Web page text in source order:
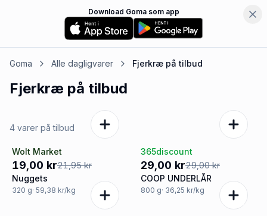
Download Goma som app
Goma Alle dagligvarer Fjerkræ på tilbud
Fjerkræ på tilbud
4 varer på tilbud
-13%
Wolt Market
19,00 kr21,95 kr
Nuggets
320 g· 59,38 kr/kg
Tilbud
365discount
29,00 kr29,00 kr
COOP UNDERLÅR
800 g· 36,25 kr/kg